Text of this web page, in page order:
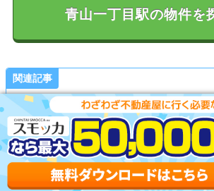
青山一丁目駅の物件を
関連記事
青山一丁目駅の住み